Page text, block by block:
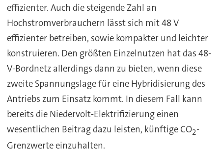
effizienter. Auch die steigende Zahl an
Hochstromverbrauchern lässt sich mit 48 V
effizienter betreiben, sowie kompakter und leichter
konstruieren. Den größten Einzelnutzen hat das 48-
V-Bordnetz allerdings dann zu bieten, wenn diese
zweite Spannungslage für eine Hybridisierung des
Antriebs zum Einsatz kommt. In diesem Fall kann
bereits die Niedervolt-Elektrifizierung einen
wesentlichen Beitrag dazu leisten, künftige CO2-
Grenzwerte einzuhalten.